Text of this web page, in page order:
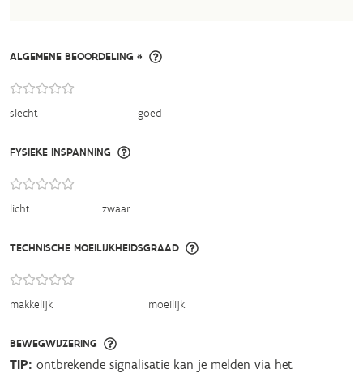
ALGEMENE BEOORDELING *
slecht goed
FYSIEKE INSPANNING
licht zwaar
TECHNISCHE MOEILIJKHEIDSGRAAD
makkelijk moeilijk
BEWEGWIJZERING
TIP: ontbrekende signalisatie kan je melden via het